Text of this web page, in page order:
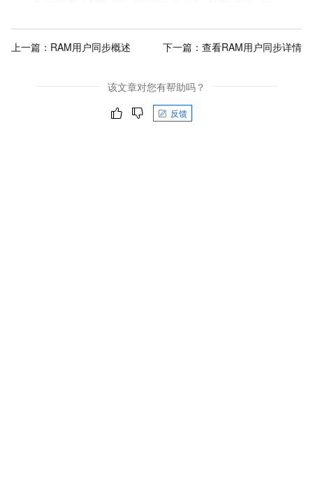
上一篇： RAM用户同步概述 下一篇： 查看RAM用户同步详情
该文章对您有帮助吗？
反馈